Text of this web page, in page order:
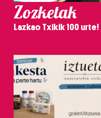
Zozketak
Lazkao Txikik 100 urte!